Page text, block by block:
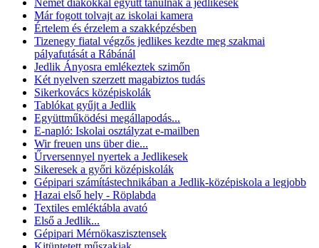
Német diákokkal együtt tanulnak a jedlikesek
Már fogott tolvajt az iskolai kamera
Értelem és érzelem a szakképzésben
Tizenegy fiatal végzős jedlikes kezdte meg szakmai
pályafutását a Rábánál
Jedlik Ányosra emlékeztek szimőn
Két nyelven szerzett magabiztos tudás
Sikerkovács középiskolák
Tablókat gyűjt a Jedlik
Együttműködési megállapodás...
E-napló: Iskolai osztályzat e-mailben
Wir freuen uns über die...
Űrversennyel nyertek a Jedlikesek
Sikeresek a győri középiskolák
Gépipari számítástechnikában a Jedlik-középiskola a legjobb
Hazai első hely - Röplabda
Textiles emléktábla avató
Első a Jedlik...
Gépipari Mérnökaszisztensek